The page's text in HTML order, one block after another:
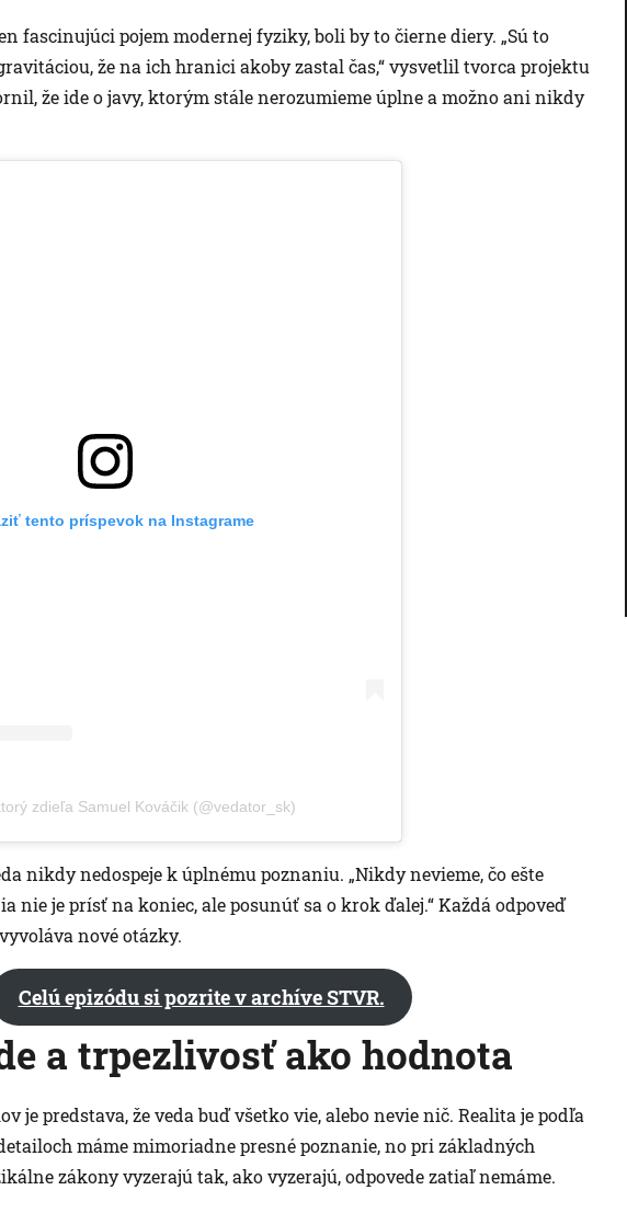
fascinujúci pojem modernej fyziky, boli by to čierne diery. „Sú to
že na ich hranici akoby zastal čas,“ vysvetlil tvorca projektu
že ide o javy, ktorým stále nerozumieme úplne a možno ani nikdy
tento príspevok na Instagrame
zdieľa Samuel Kováčik (@vedator_sk)
nikdy nedospeje k úplnému poznaniu. „Nikdy nevieme, čo ešte
nie je prísť na koniec, ale posunúť sa o krok ďalej.“ Každá odpoveď
nové otázky.
Celú epizódu si pozrite v archíve STVR.
a trpezlivosť ako hodnota
je predstava, že veda buď všetko vie, alebo nevie nič. Realita je podľa
máme mimoriadne presné poznanie, no pri základných
zákony vyzerajú tak, ako vyzerajú, odpovede zatiaľ nemáme.